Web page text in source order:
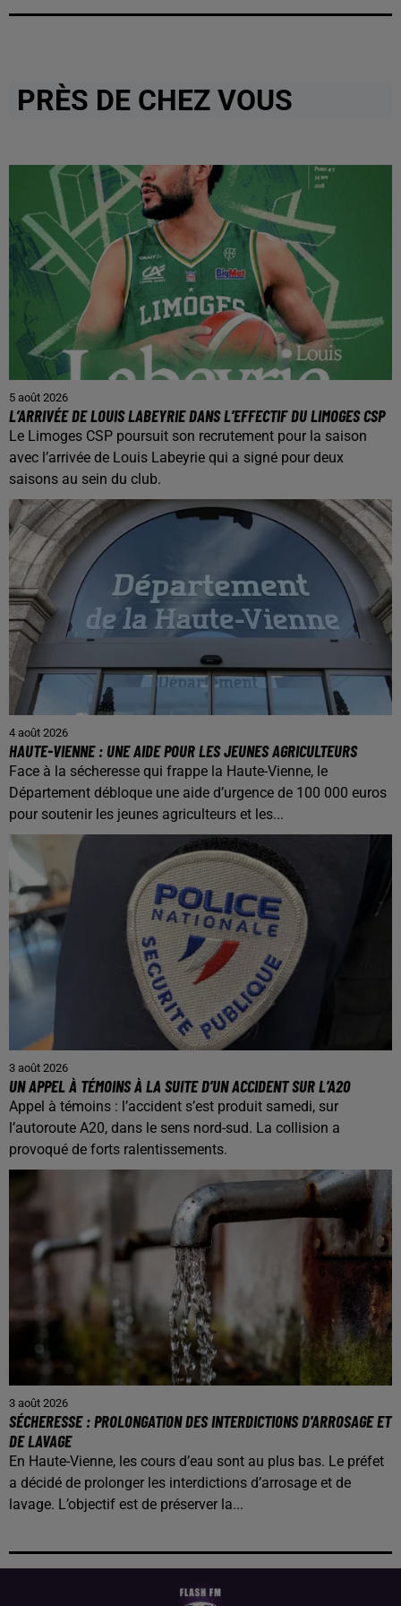
PRÈS DE CHEZ VOUS
5 août 2026
L’ARRIVÉE DE LOUIS LABEYRIE DANS L’EFFECTIF DU LIMOGES CSP
Le Limoges CSP poursuit son recrutement pour la saison
avec l’arrivée de Louis Labeyrie qui a signé pour deux
saisons au sein du club.
4 août 2026
HAUTE-VIENNE : UNE AIDE POUR LES JEUNES AGRICULTEURS
Face à la sécheresse qui frappe la Haute-Vienne, le
Département débloque une aide d’urgence de 100 000 euros
pour soutenir les jeunes agriculteurs et les...
3 août 2026
UN APPEL À TÉMOINS À LA SUITE D’UN ACCIDENT SUR L’A20
Appel à témoins : l’accident s’est produit samedi, sur
l’autoroute A20, dans le sens nord-sud. La collision a
provoqué de forts ralentissements.
3 août 2026
SÉCHERESSE : PROLONGATION DES INTERDICTIONS D'ARROSAGE ET
DE LAVAGE
En Haute-Vienne, les cours d’eau sont au plus bas. Le préfet
a décidé de prolonger les interdictions d’arrosage et de
lavage. L’objectif est de préserver la...